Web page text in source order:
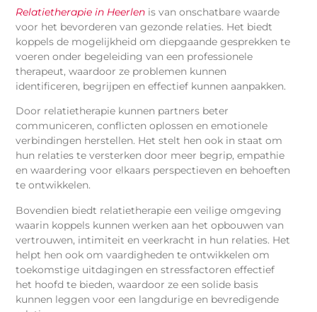
Relatietherapie in Heerlen is van onschatbare waarde
voor het bevorderen van gezonde relaties. Het biedt
koppels de mogelijkheid om diepgaande gesprekken te
voeren onder begeleiding van een professionele
therapeut, waardoor ze problemen kunnen
identificeren, begrijpen en effectief kunnen aanpakken.
Door relatietherapie kunnen partners beter
communiceren, conflicten oplossen en emotionele
verbindingen herstellen. Het stelt hen ook in staat om
hun relaties te versterken door meer begrip, empathie
en waardering voor elkaars perspectieven en behoeften
te ontwikkelen.
Bovendien biedt relatietherapie een veilige omgeving
waarin koppels kunnen werken aan het opbouwen van
vertrouwen, intimiteit en veerkracht in hun relaties. Het
helpt hen ook om vaardigheden te ontwikkelen om
toekomstige uitdagingen en stressfactoren effectief
het hoofd te bieden, waardoor ze een solide basis
kunnen leggen voor een langdurige en bevredigende